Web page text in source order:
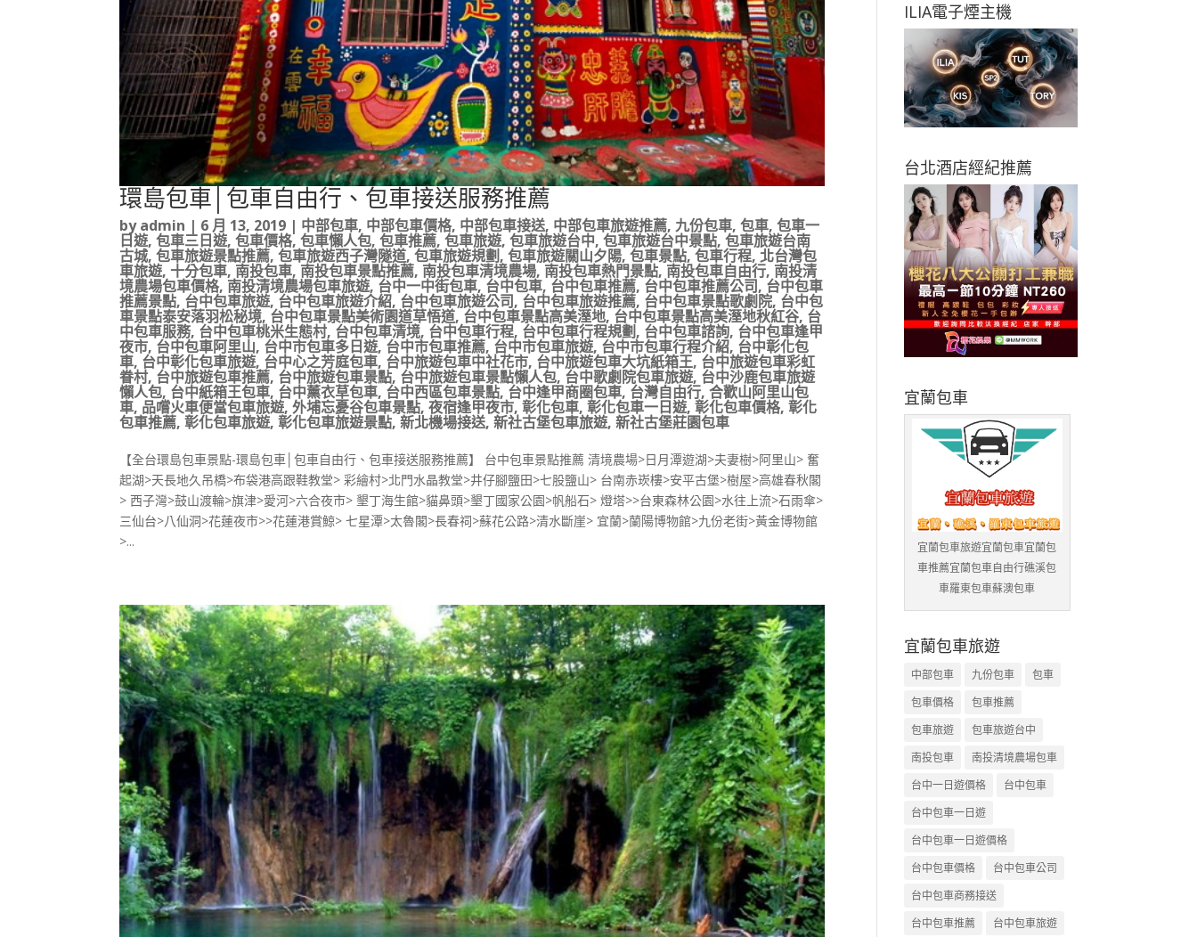
環島包車│包車自由行、包車接送服務推薦
byadmin | 6 月 13, 2019 | 中部包車, 中部包車價格, 中部包車接送, 中部包車旅遊推薦, 九份包車,包車,包車一
日遊,包車三日遊,包車價格,包車懶人包,包車推薦,包車旅遊,包車旅遊台中,包車旅遊台中景點,包車旅遊台南
古城,包車旅遊景點推薦,包車旅遊西子灣隧道,包車旅遊規劃,包車旅遊關山夕陽,包車景點,包車行程, 北台灣包
車旅遊, 十分包車, 南投包車, 南投包車景點推薦, 南投包車清境農場, 南投包車熱門景點, 南投包車自由行, 南投清
境農場包車價格, 南投清境農場包車旅遊, 台中一中街包車, 台中包車, 台中包車推薦, 台中包車推薦公司, 台中包車
推薦景點, 台中包車旅遊, 台中包車旅遊介紹, 台中包車旅遊公司, 台中包車旅遊推薦, 台中包車景點歌劇院, 台中包
車景點泰安落羽松秘境, 台中包車景點美術園道草悟道, 台中包車景點高美溼地, 台中包車景點高美溼地秋紅谷, 台
中包車服務, 台中包車桃米生態村, 台中包車清境, 台中包車行程, 台中包車行程規劃, 台中包車諮詢, 台中包車逢甲
夜市, 台中包車阿里山, 台中市包車多日遊, 台中市包車推薦, 台中市包車旅遊, 台中市包車行程介紹, 台中彰化包
車, 台中彰化包車旅遊, 台中心之芳庭包車, 台中旅遊包車中社花市, 台中旅遊包車大坑紙箱王, 台中旅遊包車彩虹
眷村, 台中旅遊包車推薦, 台中旅遊包車景點, 台中旅遊包車景點懶人包, 台中歌劇院包車旅遊, 台中沙鹿包車旅遊
懶人包, 台中紙箱王包車, 台中薰衣草包車, 台中西區包車景點, 台中逢甲商圈包車, 台灣自由行,合歡山阿里山包
車, 品嚐火車便當包車旅遊,外埔忘憂谷包車景點,夜宿逢甲夜市,彰化包車,彰化包車一日遊,彰化包車價格,彰化
包車推薦,彰化包車旅遊,彰化包車旅遊景點,新北機場接送,新社古堡包車旅遊,新社古堡莊園包車
【全台環島包車景點-環島包車│包車自由行、包車接送服務推薦】 台中包車景點推薦 清境農場>日月潭遊湖>夫妻樹>阿里山> 奮
起湖>天長地久吊橋>布袋港高跟鞋教堂> 彩繪村>北門水晶教堂>井仔腳鹽田>七股鹽山> 台南赤崁樓>安平古堡>樹屋>高雄春秋閣
> 西子灣>鼓山渡輪>旗津>愛河>六合夜市> 墾丁海生館>貓鼻頭>墾丁國家公園>帆船石> 燈塔>>台東森林公園>水往上流>石雨傘>
三仙台>八仙洞>花蓮夜市>>花蓮港賞鯨> 七星潭>太魯閣>長春祠>蘇花公路>清水斷崖> 宜蘭>蘭陽博物館>九份老街>黃金博物館
>...
ILIA電子煙主機
台北酒店經紀推薦
宜蘭包車
宜蘭包車旅遊宜蘭包車宜蘭包
車推薦宜蘭包車自由行礁溪包
車羅東包車蘇澳包車
宜蘭包車旅遊
中部包車 九份包車
包車
包車價格
包車推薦
包車旅遊
包車旅遊台中
南投包車
南投清境農場包車
台中一日遊價格
台中包車
台中包車一日遊
台中包車一日遊價格
台中包車價格
台中包車公司
台中包車商務接送
台中包車推薦
台中包車旅遊